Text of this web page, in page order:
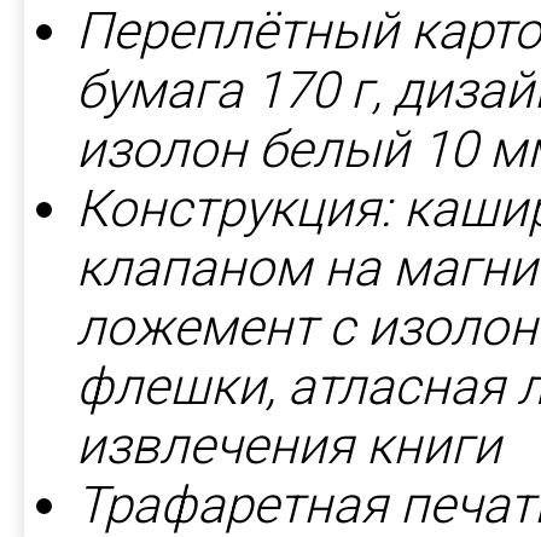
Переплётный
бумага 170 г,
изолон белый 10
Конструкция:
клапаном на
ложемент с
флешки, атласная
извлечения книги
Трафаретная